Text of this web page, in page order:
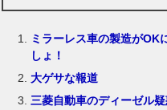
ミラーレス車の製造がOK
しょ！
大ゲサな報道
三菱自動車のディーゼル